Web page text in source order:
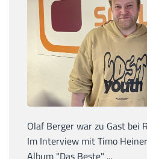
Olaf Berger war zu Gast bei
Im Interview mit Timo